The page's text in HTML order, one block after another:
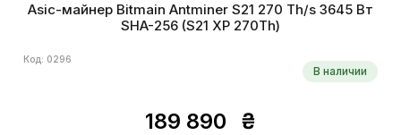
Asic-майнер Bitmain Antminer S21 270 Th/s 3645 Вт
SHA-256 (S21 XP 270Th)
Код: 0296
В наличии
189 890 ₴